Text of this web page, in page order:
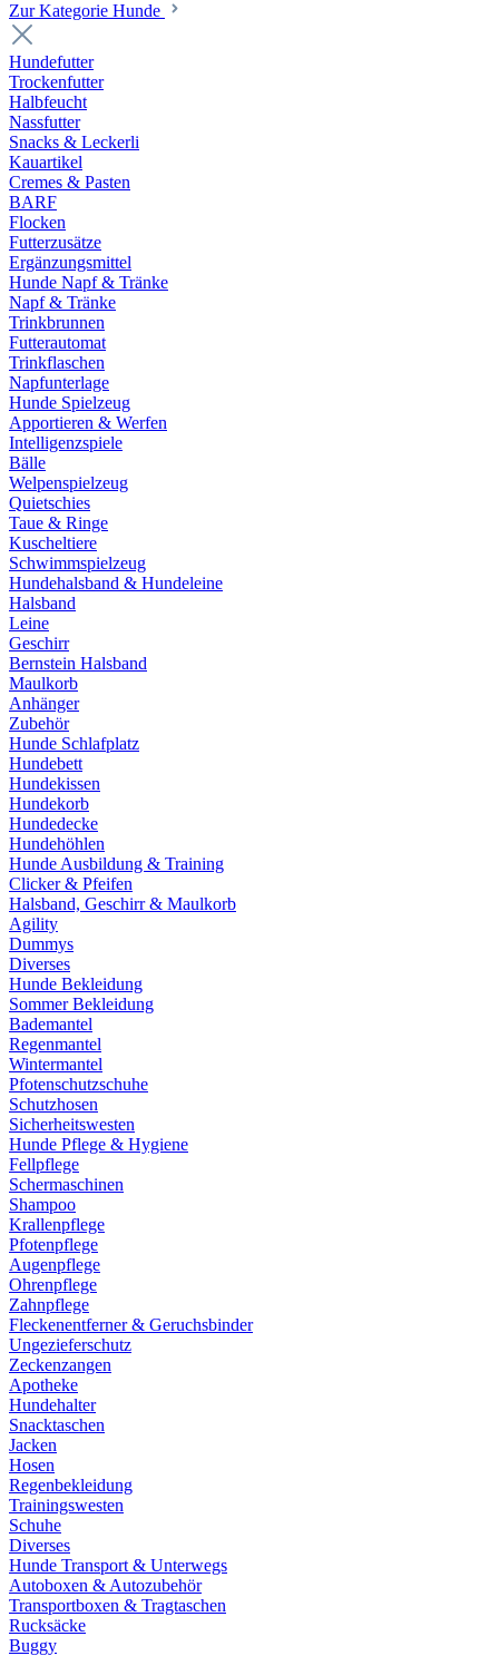
Zur Kategorie Hunde
Hundefutter
Trockenfutter
Halbfeucht
Nassfutter
Snacks & Leckerli
Kauartikel
Cremes & Pasten
BARF
Flocken
Futterzusätze
Ergänzungsmittel
Hunde Napf & Tränke
Napf & Tränke
Trinkbrunnen
Futterautomat
Trinkflaschen
Napfunterlage
Hunde Spielzeug
Apportieren & Werfen
Intelligenzspiele
Bälle
Welpenspielzeug
Quietschies
Taue & Ringe
Kuscheltiere
Schwimmspielzeug
Hundehalsband & Hundeleine
Halsband
Leine
Geschirr
Bernstein Halsband
Maulkorb
Anhänger
Zubehör
Hunde Schlafplatz
Hundebett
Hundekissen
Hundekorb
Hundedecke
Hundehöhlen
Hunde Ausbildung & Training
Clicker & Pfeifen
Halsband, Geschirr & Maulkorb
Agility
Dummys
Diverses
Hunde Bekleidung
Sommer Bekleidung
Bademantel
Regenmantel
Wintermantel
Pfotenschutzschuhe
Schutzhosen
Sicherheitswesten
Hunde Pflege & Hygiene
Fellpflege
Schermaschinen
Shampoo
Krallenpflege
Pfotenpflege
Augenpflege
Ohrenpflege
Zahnpflege
Fleckenentferner & Geruchsbinder
Ungezieferschutz
Zeckenzangen
Apotheke
Hundehalter
Snacktaschen
Jacken
Hosen
Regenbekleidung
Trainingswesten
Schuhe
Diverses
Hunde Transport & Unterwegs
Autoboxen & Autozubehör
Transportboxen & Tragtaschen
Rucksäcke
Buggy